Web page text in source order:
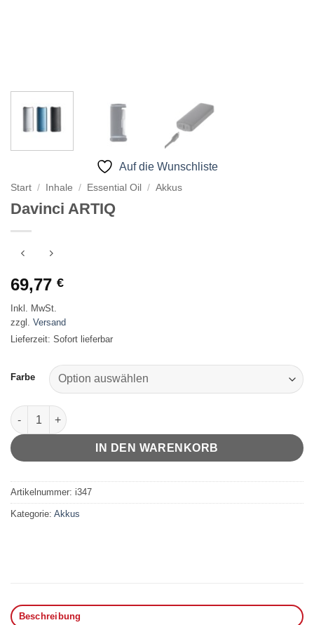
Auf die Wunschliste
Start / Inhale / Essential Oil / Akkus
Davinci ARTIQ
69,77 €
Inkl. MwSt.
zzgl. Versand
Lieferzeit: Sofort lieferbar
Farbe
Davinci ARTIQ Menge
IN DEN WARENKORB
Artikelnummer: i347
Kategorie: Akkus
Beschreibung